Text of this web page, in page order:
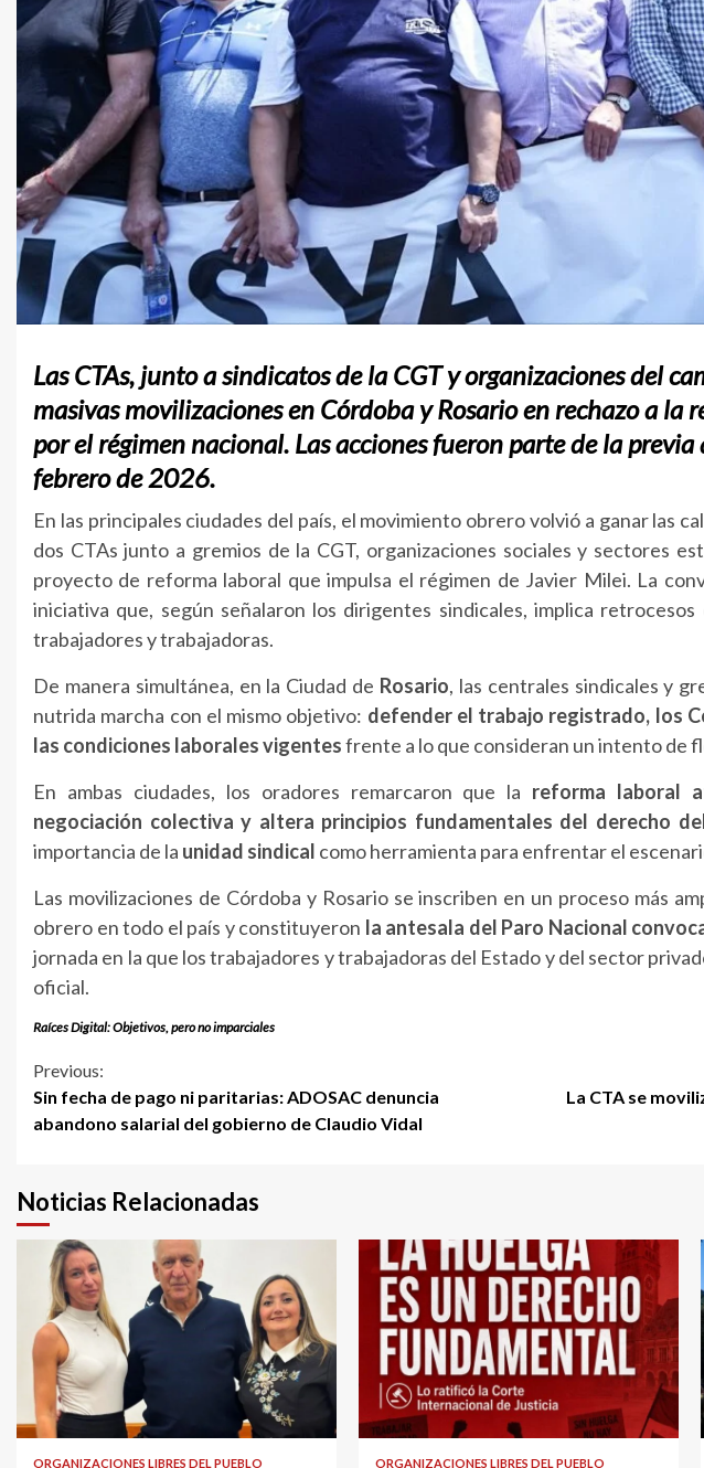
Las CTAs, junto a sindicatos de la CGT y organizaciones del
masivas movilizaciones en Córdoba y Rosario en rechazo a la
por el régimen nacional. Las acciones fueron parte de la
febrero de 2026.
En las principales ciudades del país, el movimiento obrero volvió a ganar las
dos CTAs junto a gremios de la CGT, organizaciones sociales y sectores
proyecto de reforma laboral que impulsa el régimen de Javier Milei. La
iniciativa que, según señalaron los dirigentes sindicales, implica
trabajadores y trabajadoras.
De manera simultánea, en la Ciudad de Rosario, las centrales sindicales y
nutrida marcha con el mismo objetivo: defender el trabajo registrado, los
las condiciones laborales vigentesfrente a lo que consideran un intento de
En ambas ciudades, los oradores remarcaron que la reforma laboral
negociación colectiva y altera principios fundamentales del derecho
importancia de la unidad sindical como herramienta para enfrentar el
Las movilizaciones de Córdoba y Rosario se inscriben en un proceso más
obrero en todo el país y constituyeron la antesala del Paro Nacional
jornada en la que los trabajadores y trabajadoras del Estado y del sector
oficial.
Raíces Digital: Objetivos, pero no imparciales
Continue
Reading
Previous:
Sin fecha de pago ni paritarias: ADOSAC denuncia
abandono salarial del gobierno de Claudio Vidal
La CTA se
Noticias Relacionadas
ORGANIZACIONES LIBRES DEL PUEBLO ORGANIZACIONES LIBRES DEL PUEBLO